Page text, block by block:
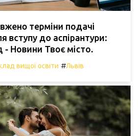
терміни подачі
вступу до аспірантури:
- Новини Твоє місто.
вищої освіти #Львів